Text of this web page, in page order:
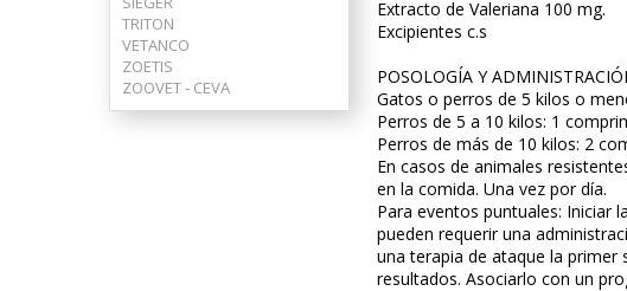
TRITON
VETANCO
ZOETIS
ZOOVET - CEVA
Extracto de Valeriana 100 mg.
Excipientes c.s
POSOLOGÍA Y
Gatos o perros de 5 kilos o
Perros de 5 a 10 kilos: 1
Perros de más de 10 kilos: 2
En casos de animales
en la comida. Una vez por día.
Para eventos puntuales: Iniciar
pueden requerir una
una terapia de ataque la primer
resultados. Asociarlo con un